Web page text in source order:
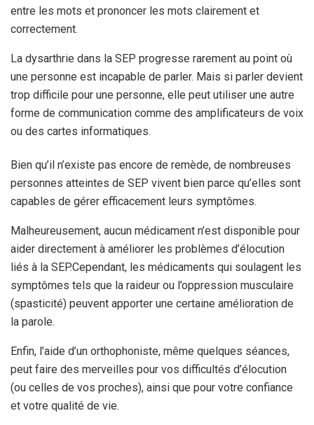
entre les mots et prononcer les mots clairement et
correctement.
La dysarthrie dans la SEP progresse rarement au point où
une personne est incapable de parler. Mais si parler devient
trop difficile pour une personne, elle peut utiliser une autre
forme de communication comme des amplificateurs de voix
ou des cartes informatiques.
Bien qu’il n’existe pas encore de remède, de nombreuses
personnes atteintes de SEP vivent bien parce qu’elles sont
capables de gérer efficacement leurs symptômes.
Malheureusement, aucun médicament n’est disponible pour
aider directement à améliorer les problèmes d’élocution
liés à la SEP.Cependant, les médicaments qui soulagent les
symptômes tels que la raideur ou l’oppression musculaire
(spasticité) peuvent apporter une certaine amélioration de
la parole.
Enfin, l’aide d’un orthophoniste, même quelques séances,
peut faire des merveilles pour vos difficultés d’élocution
(ou celles de vos proches), ainsi que pour votre confiance
et votre qualité de vie.